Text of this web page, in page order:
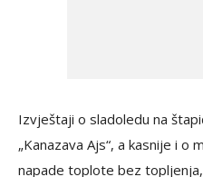
Izvještaji o sladoledu na
„Kanazava Ajs“, a kasnije i o
napade toplote bez